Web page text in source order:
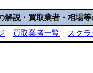
解説・買取業者・相場等
買取業者一覧 スク